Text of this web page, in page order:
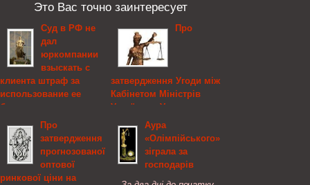
Это Вас точно заинтересует
Суд в РФ не
дал
юркомпании
взыскать с
клиента штраф за
использование ее
бывшего сотрудника
Юридическая компания
«Лекс» настолько сильно
боялась потерять
работников, что в
соглашении с клиентом
Про
затвердження
прогнозованої
оптової
ринкової ціни на
Про
затвердження Угоди між
Кабінетом Міністрів
України та Урядом
Монголії про культурне
співробітництво,
Кабінет Міністрів
України
Про затвердження
Аура
«Олімпійського»
зіграла за
господарів